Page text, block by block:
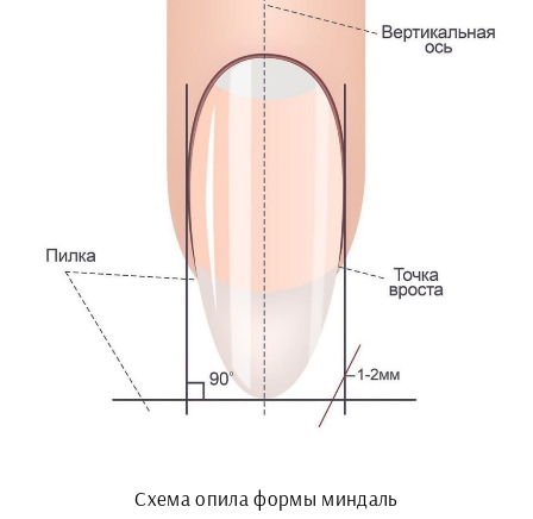
Схема опила формы миндаль